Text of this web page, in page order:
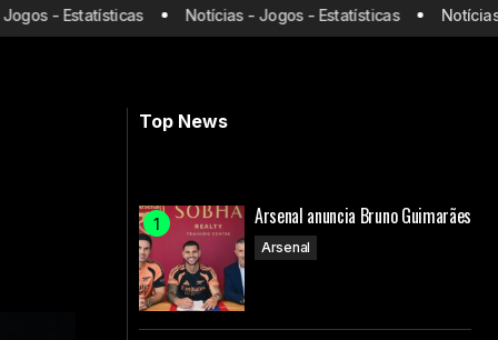
torcedor
Confira os jogos do Flamengo no
Super Mundial de 2025
- Estatísticas Notícias - Jogos - Estatísticas Notícias -
Top News
Arsenal anuncia Bruno Guimarães
Arsenal